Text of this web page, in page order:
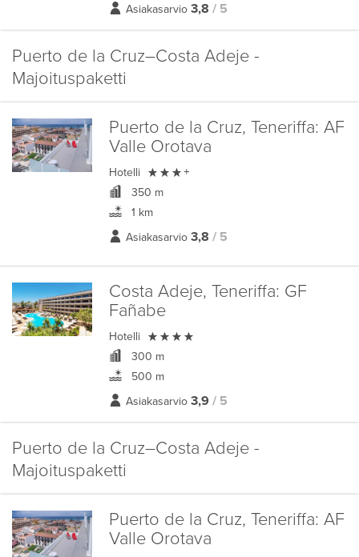
Asiakasarvio 3,8 / 5
Puerto de la Cruz–Costa Adeje -
Majoituspaketti
Puerto de la Cruz, Teneriffa: AF
Valle Orotava
Hotelli  +
350 m
1 km
Asiakasarvio 3,8 / 5
Costa Adeje, Teneriffa: GF
Fañabe
Hotelli 
300 m
500 m
Asiakasarvio 3,9 / 5
Puerto de la Cruz–Costa Adeje -
Majoituspaketti
Puerto de la Cruz, Teneriffa: AF
Valle Orotava